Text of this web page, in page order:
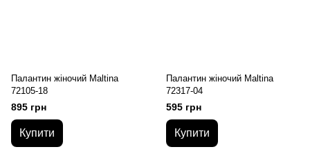
Палантин жіночий Maltina
72105-18
895 грн
Купити
Палантин жіночий Maltina
72317-04
595 грн
Купити